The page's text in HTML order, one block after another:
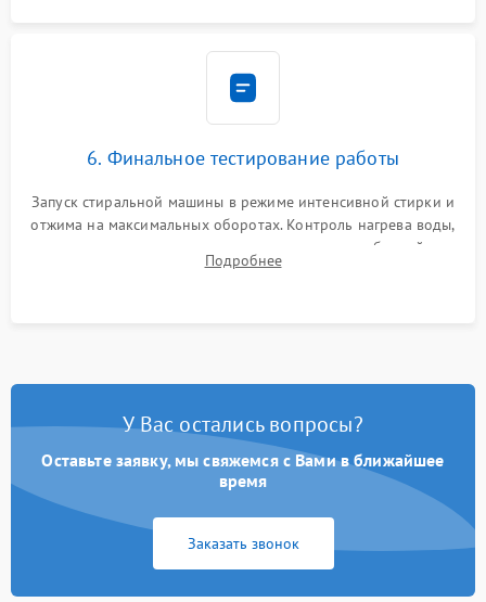
6. Финальное тестирование работы
Запуск стиральной машины в режиме интенсивной стирки и
отжима на максимальных оборотах. Контроль нагрева воды,
корректности слива, отсутствия излишних вибраций,
посторонних стуков и протечек под корпусом.
Подробнее
У Вас остались вопросы?
Оставьте заявку, мы свяжемся с Вами в ближайшее
время
Заказать звонок